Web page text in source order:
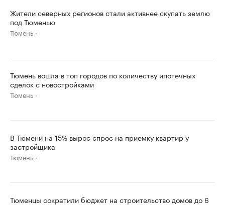
Жители северных регионов стали активнее скупать землю
под Тюменью
Тюмень
Тюмень вошла в топ городов по количеству ипотечных
сделок с новостройками
Тюмень
В Тюмени на 15% вырос спрос на приемку квартир у
застройщика
Тюмень
Тюменцы сократили бюджет на строительство домов до 6